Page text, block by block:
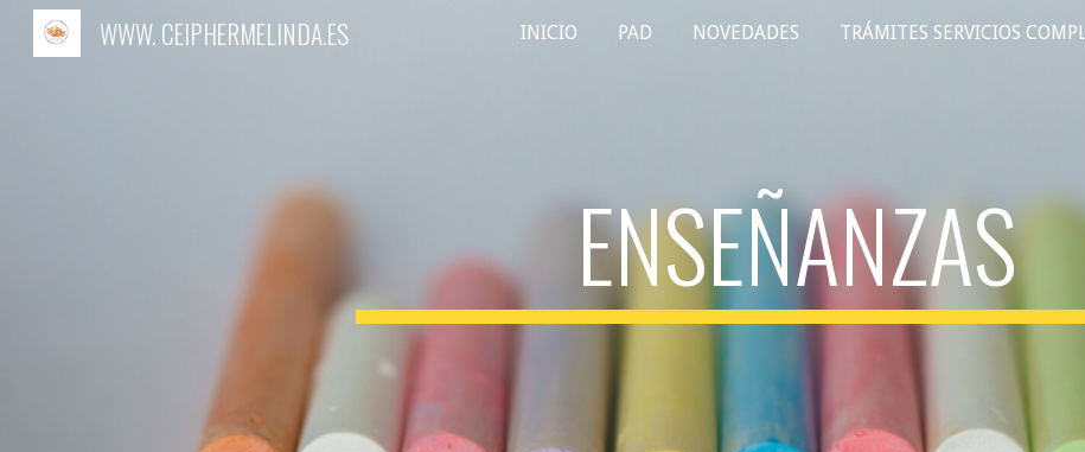
Skip to main content Skip to navigation
WWW. CEIPHERMELINDA.ES INICIO PAD NOVEDADES
ENSEÑANZAS